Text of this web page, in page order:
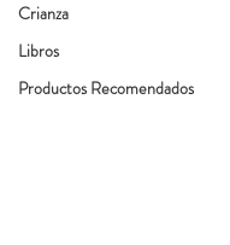
Crianza
Libros
Productos Recomendados